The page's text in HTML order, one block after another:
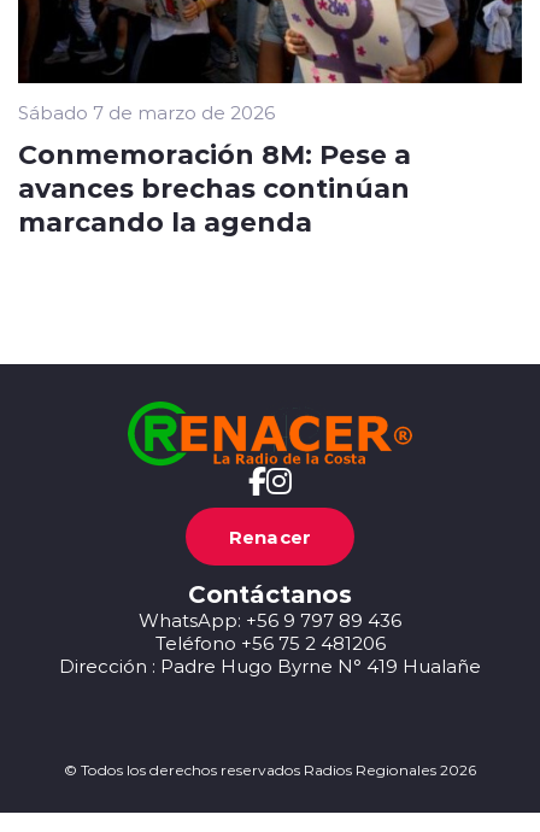
Sábado 7 de marzo de 2026
Conmemoración 8M: Pese a
avances brechas continúan
marcando la agenda
Renacer
Contáctanos
WhatsApp: +56 9 797 89 436
Teléfono +56 75 2 481206
Dirección : Padre Hugo Byrne N° 419 Hualañe
© Todos los derechos reservados Radios Regionales 2026